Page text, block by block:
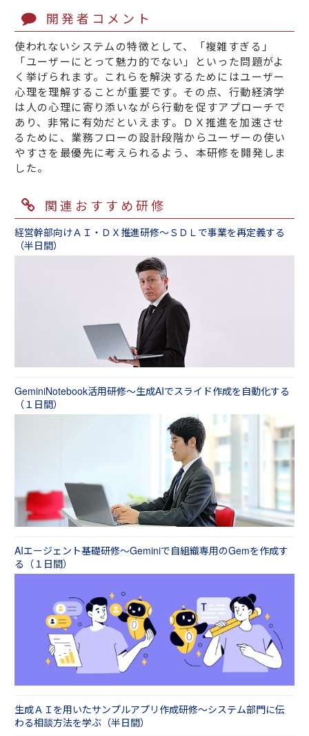
開発者コメント
使われないシステムの特徴として、「複雑すぎる」
「ユーザーにとって魅力的でない」といった問題がよ
く挙げられます。これらを解決するためにはユーザー
心理を理解することが重要です。その点、行動経済学
は人の心理に寄り添いながら行動を促すアプローチで
あり、非常に有効だといえます。ＤＸ推進を加速させ
るために、業務フローの設計段階からユーザーの使い
やすさを最優先に考えられるよう、本研修を開発しま
した。
関連おすすめ研修
経営幹部向けＡＩ・ＤＸ推進研修～ＳＤＬで事業を再定義する
（半日間）
GeminiNotebook活用研修～生成AIでスライド作成を自動化する
（１日間）
AIエージェント基礎研修～Geminiで自組織専用のGemを作成す
る（１日間）
生成ＡＩを用いたサンプルアプリ作成研修～システム部門に伝
わる相談方法を学ぶ（半日間）